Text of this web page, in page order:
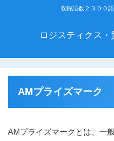
収録語数２３００
ロジスティクス
AMプライズマーク
AMプライズマークとは、一